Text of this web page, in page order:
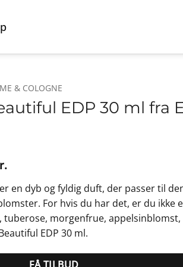
& COLOGNE
EDP 30 ml fra
Den
aktuelle
pris
er:
438,75 kr..
en dyb og fyldig duft, der passer til
For hvis du har det, er du ikke
morgenfrue, appelsinblomst,
EDP 30 ml.
FÅ TILBUD